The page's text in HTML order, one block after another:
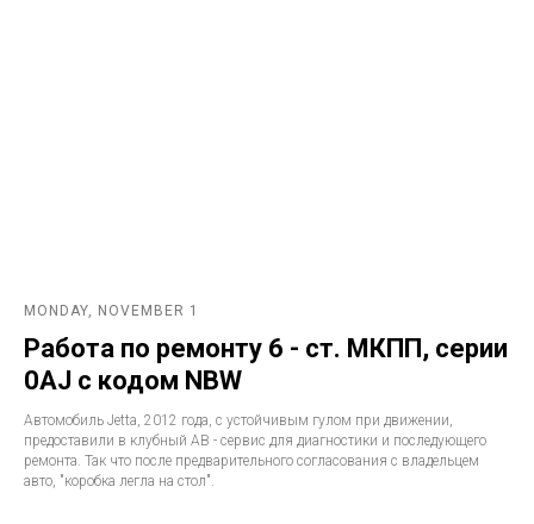
MONDAY, NOVEMBER 1
Работа по ремонту 6 - ст. МКПП, серии
0AJ с кодом NBW
Автомобиль Jetta, 2012 года, с устойчивым гулом при движении,
предоставили в клубный АВ - сервис для диагностики и последующего
ремонта. Так что после предварительного согласования с владельцем
авто, "коробка легла на стол".